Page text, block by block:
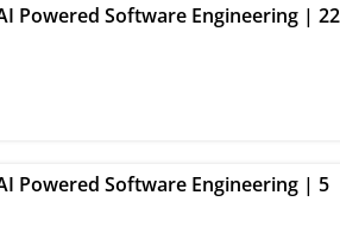
Powered Software Engineering | 22
Powered Software Engineering | 5